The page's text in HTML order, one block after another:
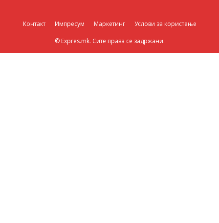
Контакт Импресум Маркетинг Услови за користење
© Expres.mk. Сите права се задржани.